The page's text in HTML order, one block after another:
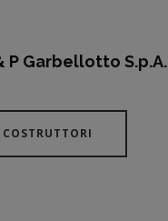
P Garbellotto S.p.A.